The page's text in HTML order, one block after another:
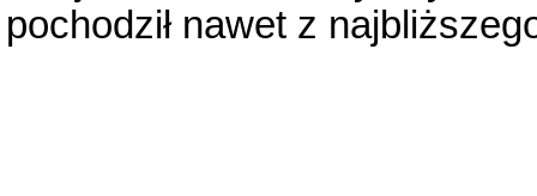
pochodził nawet z